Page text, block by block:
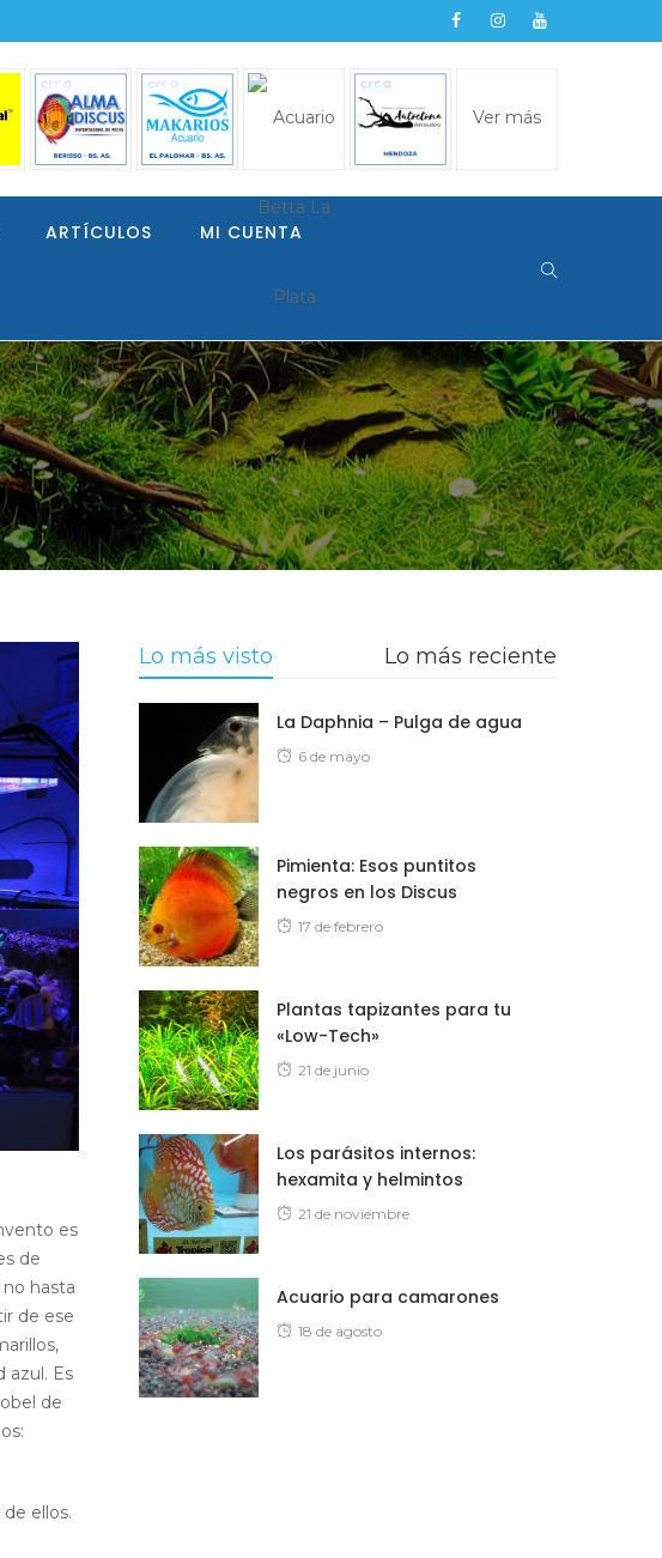
Ver más
ARTÍCULOS MI CUENTA
es
de
hasta
de ese
azul. Es
de
ellos.
Lo más visto Lo más reciente
La Daphnia – Pulga de agua
Posted
6 de mayo
Pimienta: Esos puntitos
negros en los Discus
Posted
17 de febrero
Plantas tapizantes para tu
«Low-Tech»
Posted
21 de junio
Los parásitos internos:
hexamita y helmintos
Posted
21 de noviembre
Acuario para camarones
Posted
18 de agosto